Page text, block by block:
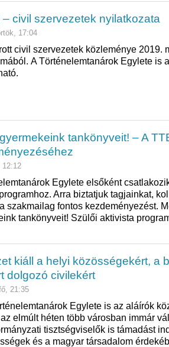
civil szervezetek nyilatkozata
17:04
civil szervezetek közleménye 2019.
A Történelemtanárok Egylete is
tankönyveit! – A
12:12
Egylete elsőként
Arra biztatjuk tagjainkat,
szakmailag fontos kezdeményezést.
tankönyveit! Szülői aktivista
kiáll a helyi közösségekért, a
dolgozó civilekért
21:35
Egylete is az aláírók
elmúlt héten több városban immár
tisztségviselők is támadást
és a magyar társadalom